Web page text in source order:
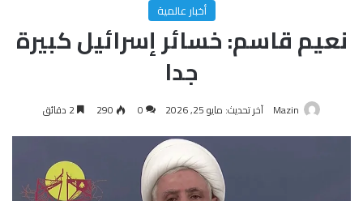
أخبار عالمية
نعيم قاسم: خسائر إسرائيل كبيرة
جدا
Mazin آخر تحديث: مايو 25, 2026 0
290